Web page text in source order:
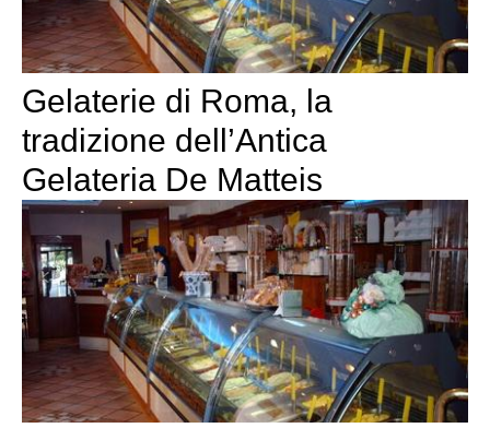
Gelaterie di Roma, la
tradizione dell’Antica
Gelateria De Matteis